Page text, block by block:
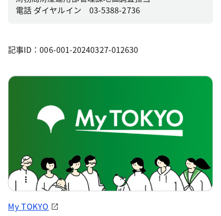
電話 ダイヤルイン 03-5388-2736
記事ID：006-001-20240327-012630
My TOKYO